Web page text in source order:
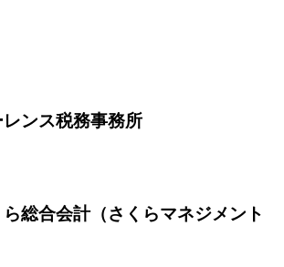
ンス税務事務所
総合会計（さくらマネジメント